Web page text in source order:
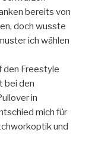
bereits von
doch wusste
ich wählen
den Freestyle
bei den
in
mich für
und